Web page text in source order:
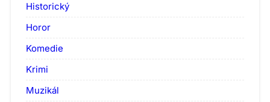
Historický
Horor
Komedie
Krimi
Muzikál